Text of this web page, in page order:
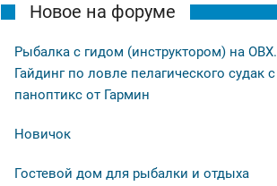
Новое на форуме
Рыбалка с гидом (инструктором) на ОВХ.
Гайдинг по ловле пелагического судак с
паноптикс от Гармин
Новичок
Гостевой дом для рыбалки и отдыха